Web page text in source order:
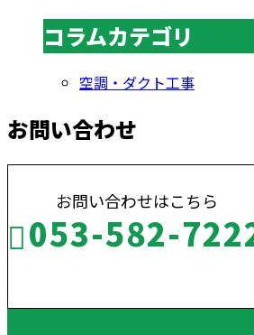
コラムカテゴリ
空調・ダクト工事
お問い合わせ
お問い合わせはこちら
053-582-